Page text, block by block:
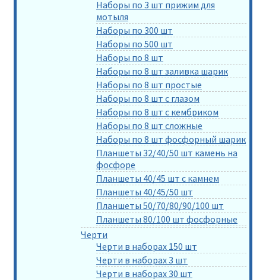
Наборы по 3 шт прижим для
мотыля
Наборы по 300 шт
Наборы по 500 шт
Наборы по 8 шт
Наборы по 8 шт заливка шарик
Наборы по 8 шт простые
Наборы по 8 шт с глазом
Наборы по 8 шт с кембриком
Наборы по 8 шт сложные
Наборы по 8 шт фосфорный шарик
Планшеты 32/40/50 шт камень на
фосфоре
Планшеты 40/45 шт с камнем
Планшеты 40/45/50 шт
Планшеты 50/70/80/90/100 шт
Планшеты 80/100 шт фосфорные
Черти
Черти в наборах 150 шт
Черти в наборах 3 шт
Черти в наборах 30 шт